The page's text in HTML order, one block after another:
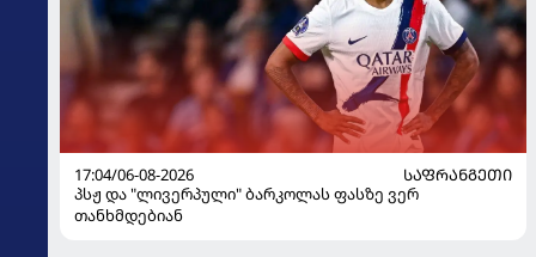
17:04/06-08-2026
ᲡᲐᲤᲠᲐᲜᲒᲔᲗᲘ
პსჟ და "ლივერპული" ბარკოლას ფასზე ვერ
თანხმდებიან